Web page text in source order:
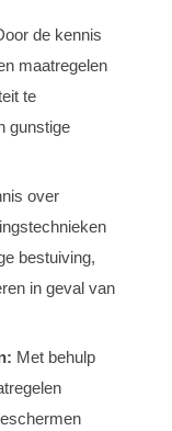
de kennis
maatregelen
te
gunstige
over
bestuiving,
in geval van
Met behulp